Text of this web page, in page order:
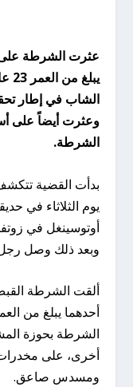
الشاب في إطار
وعثرت أيضاً على
الشرطة.
بدأت القضية
يوم الثلاثاء في
أوتوسينغل في
وبعد ذلك وصل رجل
ألقت الشرطة
الشرطة بحوزة
أخرى، على
ومسدس صاعق.